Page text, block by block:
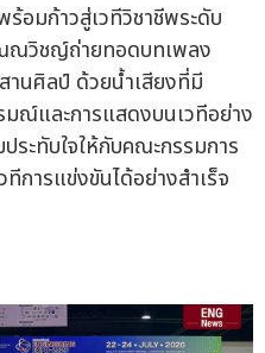
อมก้าวสู่เวทีวิชาชีพระดับ
ณวิชญ์ถ่ายทอดบทเพลง
านศิลป์ ด้วยน้ำเสียงที่มี
ณ์และการแสดงบนเวทีอย่าง
ระทับใจให้กับคณะกรรมการ
การแข่งขันได้อย่างสำเร็จ